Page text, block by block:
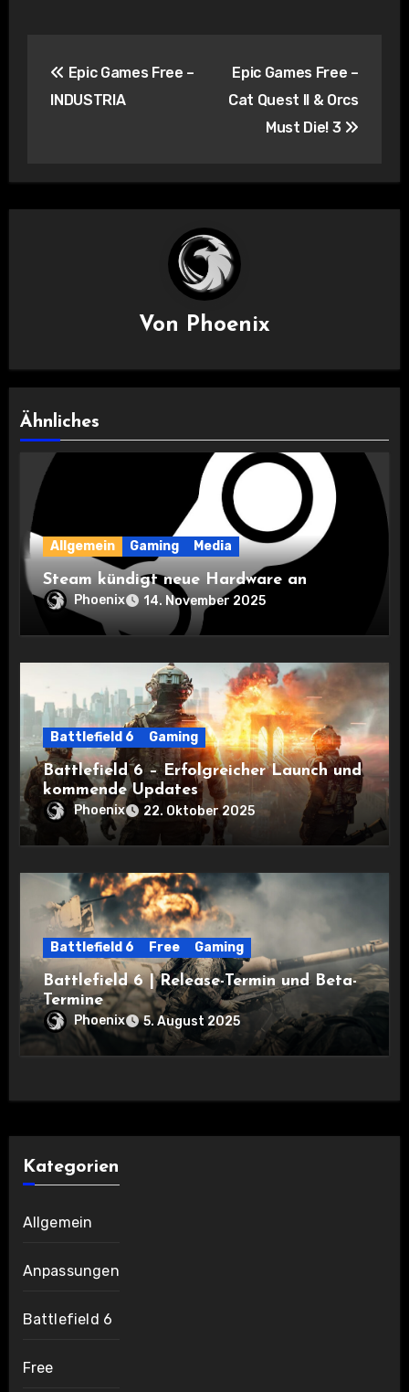
Epic Games Free –
INDUSTRIA
Epic Games Free –
Cat Quest II & Orcs
Must Die! 3
Von Phoenix
Ähnliches
Allgemein Gaming Media
Steam kündigt neue Hardware an
Phoenix 14. November 2025
Battlefield 6 Gaming
Battlefield 6 – Erfolgreicher Launch und
kommende Updates
Phoenix 22. Oktober 2025
Battlefield 6 Free Gaming
Battlefield 6 | Release-Termin und Beta-
Termine
Phoenix 5. August 2025
Kategorien
Allgemein
Anpassungen
Battlefield 6
Free